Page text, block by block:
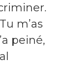
m’as
peiné,